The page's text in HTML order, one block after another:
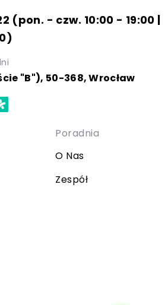
(pon. - czw. 10:00 - 19:00 |
"B"), 50-368, Wrocław
Poradnia
O Nas
Zespół